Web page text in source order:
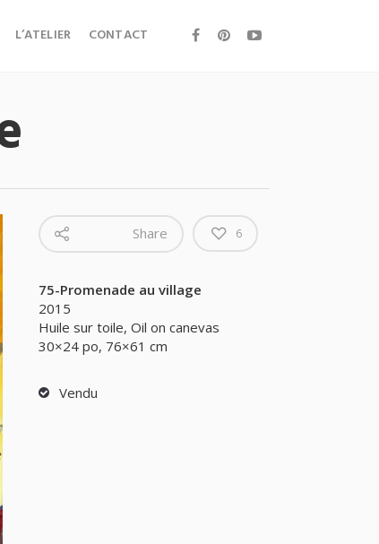
L’ATELIER CONTACT
Share 6
75-Promenade au village
2015
Huile sur toile, Oil on canevas
30×24 po, 76×61 cm
Vendu